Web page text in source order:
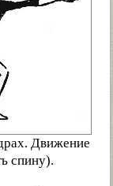
Движение
спину).